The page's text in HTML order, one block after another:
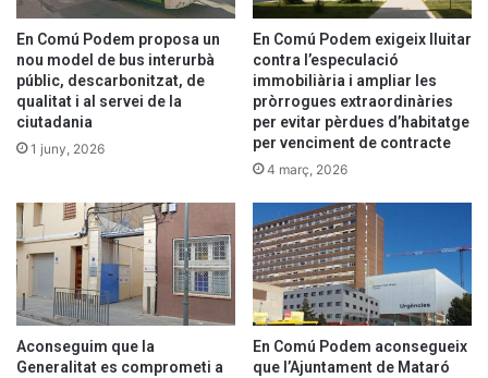
En Comú Podem proposa un
nou model de bus interurbà
públic, descarbonitzat, de
qualitat i al servei de la
ciutadania
1 juny, 2026
En Comú Podem exigeix lluitar
contra l’especulació
immobiliària i ampliar les
pròrrogues extraordinàries
per evitar pèrdues d’habitatge
per venciment de contracte
4 març, 2026
Aconseguim que la
Generalitat es comprometi a
En Comú Podem aconsegueix
que l’Ajuntament de Mataró